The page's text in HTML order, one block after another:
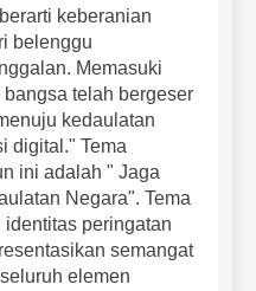
keberanian
belenggu
Memasuki
telah bergeser
kedaulatan
digital." Tema
ini adalah " Jaga
Negara". Tema
peringatan
semangat
elemen